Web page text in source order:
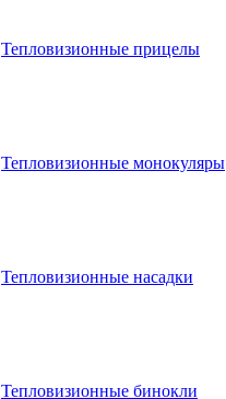
Тепловизионные прицелы
Тепловизионные монокуляры
Тепловизионные насадки
Тепловизионные бинокли